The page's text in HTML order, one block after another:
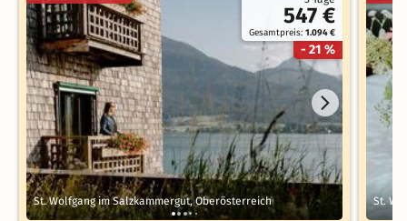
547 €
Gesamtpreis:1.094 €
- 21 %
St. Wolfgang im Salzkammergut, Oberösterreich St.